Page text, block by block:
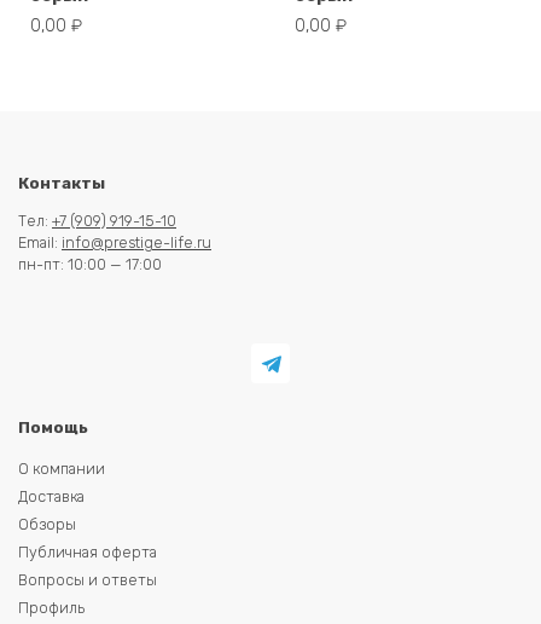
0,00 ₽
0,00 ₽
Контакты
Тел: +7 (909) 919-15-10
Email: info@prestige-life.ru
пн-пт: 10:00 — 17:00
Помощь
О компании
Доставка
Обзоры
Публичная оферта
Вопросы и ответы
Профиль